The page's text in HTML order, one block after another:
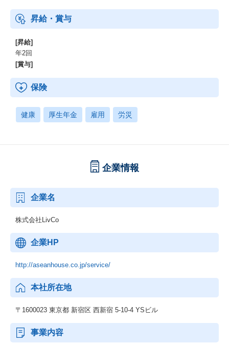
昇給・賞与
[昇給]
年2回
[賞与]
保険
健康 厚生年金 雇用 労災
企業情報
企業名
株式会社LivCo
企業HP
http://aseanhouse.co.jp/service/
本社所在地
〒1600023 東京都 新宿区 西新宿 5-10-4 YSビル
事業内容